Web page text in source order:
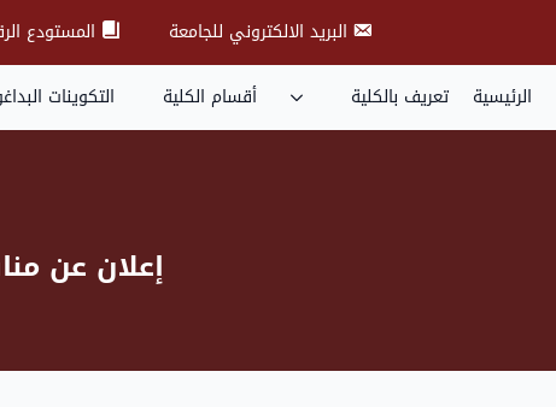
البريد الالكتروني للجامعة المستودع
الرئيسية
تعريف بالكلية أقسام الكلية التكوينات
إعلان عن